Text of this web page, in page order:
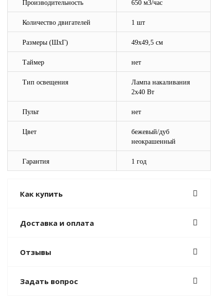
Производительность 650 м3/час
Количество двигателей 1 шт
Размеры (ШхГ) 49х49,5 см
Таймер нет
Тип освещения
Лампа накаливания
2х40 Вт
Пульт нет
Цвет
бежевый/дуб
неокрашенный
Гарантия 1 год
Как купить
Доставка и оплата
Отзывы
Задать вопрос